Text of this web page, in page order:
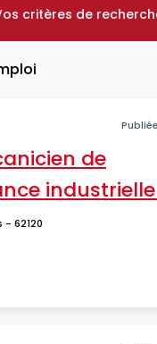
Vos critères
critères de
de
industrielle
- 62120